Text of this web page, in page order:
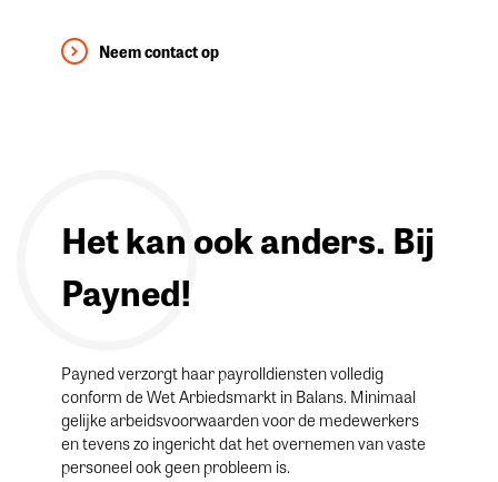
Neem contact op
Het kan ook anders. Bij
Payned!
Payned verzorgt haar payrolldiensten volledig
conform de Wet Arbiedsmarkt in Balans. Minimaal
gelijke arbeidsvoorwaarden voor de medewerkers
en tevens zo ingericht dat het overnemen van vaste
personeel ook geen probleem is.